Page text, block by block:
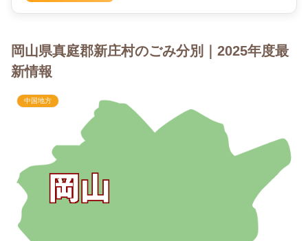
岡山県真庭郡新庄村のごみ分別｜2025年度最
新情報
中国地方